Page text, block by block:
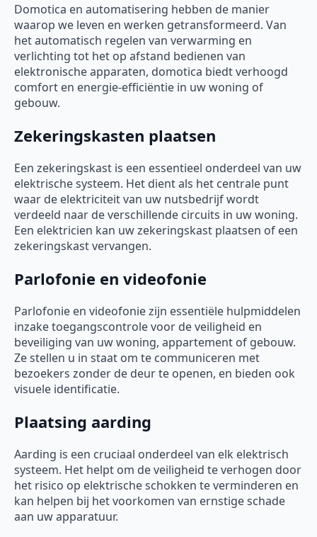
Domotica en automatisering hebben de manier
waarop we leven en werken getransformeerd. Van
het automatisch regelen van verwarming en
verlichting tot het op afstand bedienen van
elektronische apparaten, domotica biedt verhoogd
comfort en energie-efficiëntie in uw woning of
gebouw.
Zekeringskasten plaatsen
Een zekeringskast is een essentieel onderdeel van uw
elektrische systeem. Het dient als het centrale punt
waar de elektriciteit van uw nutsbedrijf wordt
verdeeld naar de verschillende circuits in uw woning.
Een elektricien kan uw zekeringskast plaatsen of een
zekeringskast vervangen.
Parlofonie en videofonie
Parlofonie en videofonie zijn essentiële hulpmiddelen
inzake toegangscontrole voor de veiligheid en
beveiliging van uw woning, appartement of gebouw.
Ze stellen u in staat om te communiceren met
bezoekers zonder de deur te openen, en bieden ook
visuele identificatie.
Plaatsing aarding
Aarding is een cruciaal onderdeel van elk elektrisch
systeem. Het helpt om de veiligheid te verhogen door
het risico op elektrische schokken te verminderen en
kan helpen bij het voorkomen van ernstige schade
aan uw apparatuur.